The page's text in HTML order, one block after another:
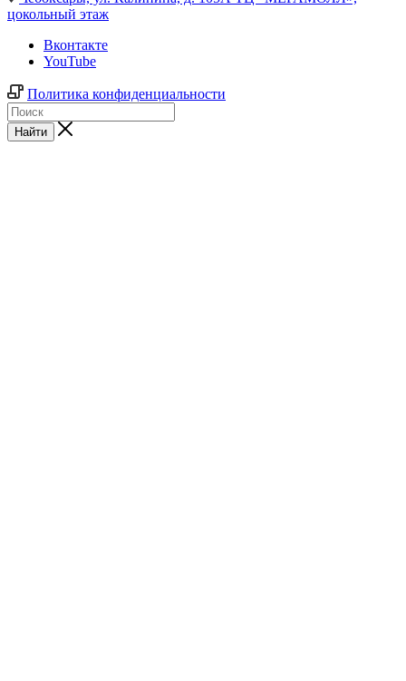
цокольный этаж
Вконтакте
YouTube
Политика конфиденциальности
Найти